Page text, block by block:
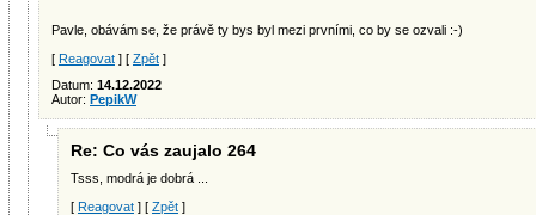
Pavle, obávám se, že právě ty bys byl mezi prvními, co by se ozvali :-)
[ Reagovat ] [ Zpět ]
Datum: 14.12.2022
Autor: PepikW
Re: Co vás zaujalo 264
Tsss, modrá je dobrá ...
[ Reagovat ] [ Zpět ]